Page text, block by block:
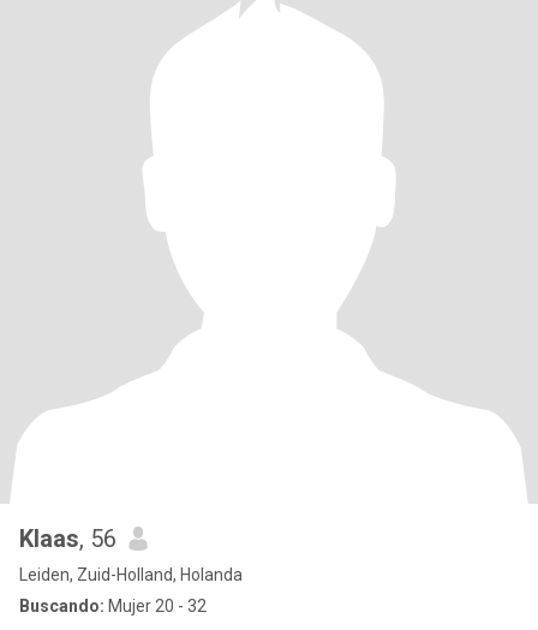
Klaas, 56
Leiden, Zuid-Holland, Holanda
Buscando: Mujer 20 - 32